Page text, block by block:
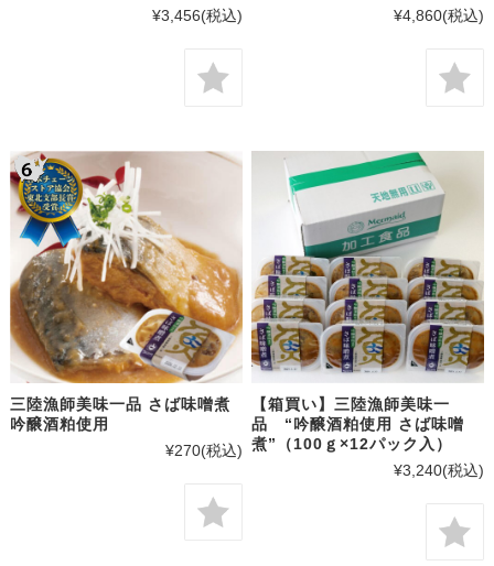
¥3,456(税込)
¥4,860(税込)
三陸漁師美味一品 さば味噌煮
吟醸酒粕使用
¥270(税込)
【箱買い】三陸漁師美味一
品 “吟醸酒粕使用 さば味噌
煮”（100ｇ×12パック入）
¥3,240(税込)